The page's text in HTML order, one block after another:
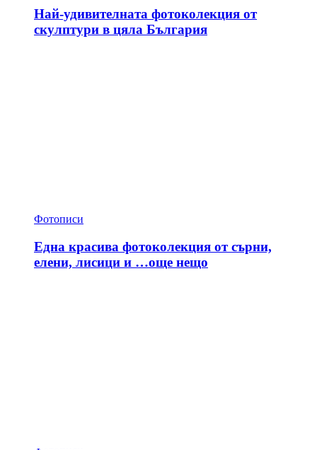
Най-удивителната фотоколекция от
скулптури в цяла България
Фотописи
Една красива фотоколекция от сърни,
елени, лисици и …още нещо